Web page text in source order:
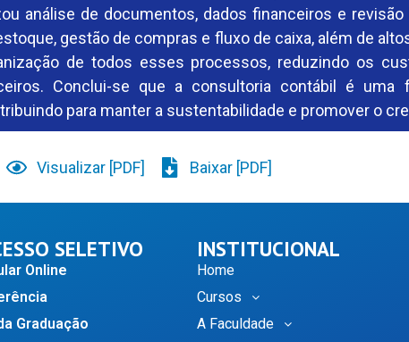
análise de documentos, dados financeiros e
gestão de compras e fluxo de caixa, além de
de todos esses processos, reduzindo os
Conclui-se que a consultoria contábil é uma
para manter a sustentabilidade e promover o
Visualizar [PDF] Baixar [PDF]
SELETIVO
Online
Graduação
INSTITUCIONAL
Home
Cursos
A Faculdade